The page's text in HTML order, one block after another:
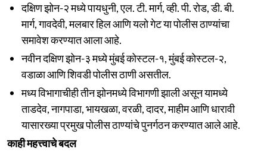
दक्षिण झोन-२ मध्ये पायधुनी, एल. टी. मार्ग, व्ही. पी. रोड, डी. बी.
मार्ग, गावदेवी, मलबार हिल आणि यलो गेट या पोलीस ठाण्यांचा
समावेश करण्यात आला आहे.
नवीन दक्षिण झोन-३ मध्ये मुंबई कोस्टल-१, मुंबई कोस्टल-२,
वडाळा आणि शिवडी पोलीस ठाणी असतील.
मध्य विभागाचीही तीन झोनमध्ये विभागणी झाली असून यामध्ये
ताडदेव, नागपाडा, भायखळा, वरळी, दादर, माहीम आणि धारावी
यासारख्या प्रमुख पोलीस ठाण्यांचे पुनर्गठन करण्यात आले आहे.
काही महत्त्वाचे बदल